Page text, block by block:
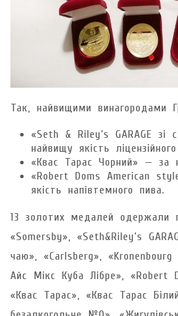
Так, найвищими винагородами
«Seth & Riley’s GARAGE
найвищу якість
«Квас Тарас Чорний» — за
«Robert Doms American
якість напівтемного пива.
13 золотих медалей одержали
«Somersby», «Seth&Riley’s
чаю», «Carlsberg», «Kronenbourg
Айс Мікс Куба Лібре», «Robert
«Квас Тарас», «Квас Тарас